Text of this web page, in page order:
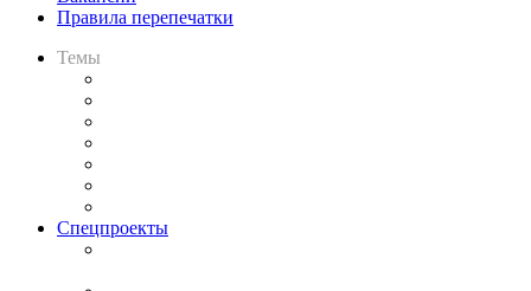
Правила перепечатки
Темы
Спецпроекты